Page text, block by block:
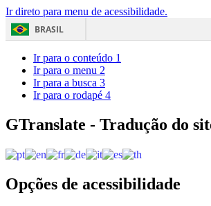
Ir direto para menu de acessibilidade.
BRASIL
Acesso
Ir para o conteúdo 1
Ir para o menu 2
Ir para a busca 3
Ir para o rodapé 4
GTranslate - Tradução do
Opções de acessibilidade